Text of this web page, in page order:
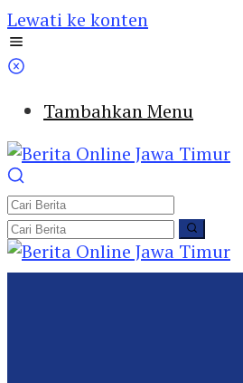
Lewati ke konten
Tambahkan Menu